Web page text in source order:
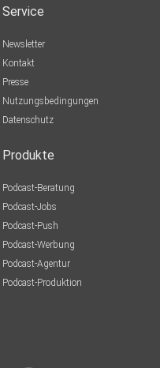
Service
Newsletter
Kontakt
Presse
Nutzungsbedingungen
Datenschutz
Produkte
Podcast-Beratung
Podcast-Jobs
Podcast-Push
Podcast-Werbung
Podcast-Agentur
Podcast-Produktion